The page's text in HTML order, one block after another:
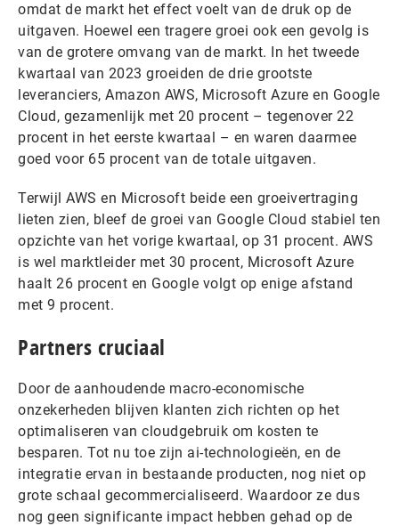
omdat de markt het effect voelt van de druk op de
uitgaven. Hoewel een tragere groei ook een gevolg is
van de grotere omvang van de markt. In het tweede
kwartaal van 2023 groeiden de drie grootste
leveranciers, Amazon AWS, Microsoft Azure en Google
Cloud, gezamenlijk met 20 procent – tegenover 22
procent in het eerste kwartaal – en waren daarmee
goed voor 65 procent van de totale uitgaven.
Terwijl AWS en Microsoft beide een groeivertraging
lieten zien, bleef de groei van Google Cloud stabiel ten
opzichte van het vorige kwartaal, op 31 procent. AWS
is wel marktleider met 30 procent, Microsoft Azure
haalt 26 procent en Google volgt op enige afstand
met 9 procent.
Partners cruciaal
Door de aanhoudende macro-economische
onzekerheden blijven klanten zich richten op het
optimaliseren van cloudgebruik om kosten te
besparen. Tot nu toe zijn ai-technologieën, en de
integratie ervan in bestaande producten, nog niet op
grote schaal gecommercialiseerd. Waardoor ze dus
nog geen significante impact hebben gehad op de